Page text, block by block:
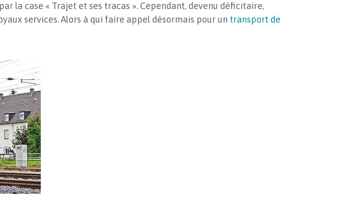
la case « Trajet et ses tracas ». Cependant, devenu déficitaire,
services. Alors à qui faire appel désormais pour un transport de